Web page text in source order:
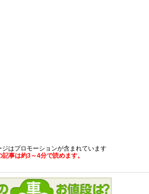
ジはプロモーションが含まれています
記事は約3～4分で読めます。